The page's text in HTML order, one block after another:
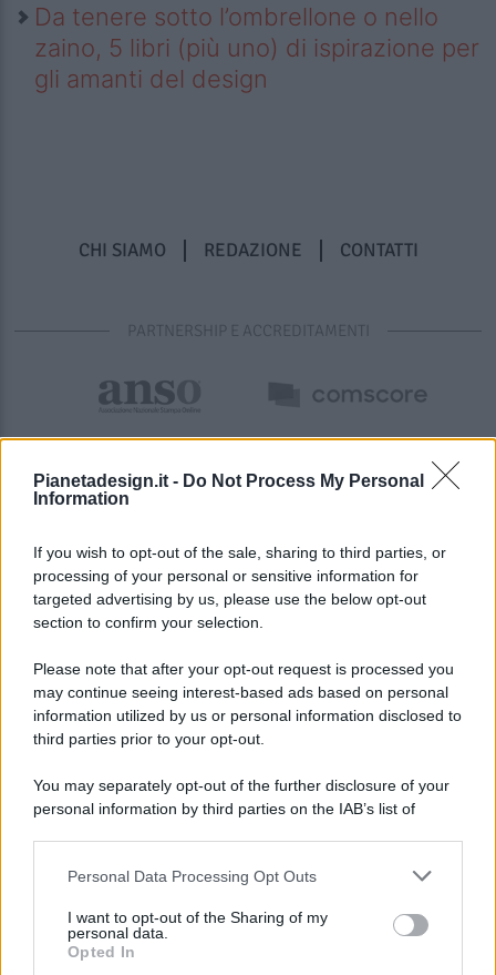
Pianetadesign.it - Do Not Process My Personal
Information
If you wish to opt-out of the sale, sharing to third parties, or
processing of your personal or sensitive information for
targeted advertising by us, please use the below opt-out
section to confirm your selection.
Please note that after your opt-out request is processed you
may continue seeing interest-based ads based on personal
information utilized by us or personal information disclosed to
third parties prior to your opt-out.
You may separately opt-out of the further disclosure of your
personal information by third parties on the IAB’s list of
This information may also be disclosed by us to third parties
disclose it to other third parties.
Personal Data Processing Opt Outs
I want to opt-out of the Sharing of my
personal data.
Opted In
Da tenere sotto l’ombrellone o nello
zaino, 5 libri (più uno) di ispirazione per
gli amanti del design
CHI SIAMO REDAZIONE CONTATTI
PARTNERSHIP E ACCREDITAMENTI
© 2026 - Pianeta Design - P.IVA 04827280654 - Testata
Registrata Al Tribunale Di Nocera Inferiore N. 8/2020 - RG N.
ISCRIZIONE AL ROC N. 35792 – ISCRITTA ALL’ANSO
(ASSOCIAZIONE NAZIONALE STAMPA ONLINE)
PREFERENZE PRIVACY